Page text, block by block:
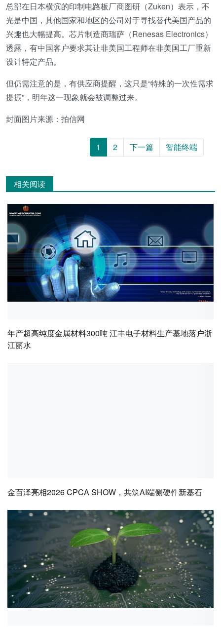
总部在日本横滨的印制电路板厂商图研（Zuken）表示，不
光是中国，其他国家和地区的公司对于寻找替代美国产品的
兴趣也大幅提高。芯片制造商瑞萨（Renesas Electronics）
透露，有中国客户要求其让非美国工程师在非美国工厂重新
设计特定产品。
但仍需注意的是，有供应商提醒，这只是“特殊的一次性需求
提振”，明年这一现象就会被调整过来。
封面图片来源：拍信网
1 2 下一篇 智能终端
相关阅读
年产超高纯度金属材料300吨 江丰电子材料生产基地落户浙
江丽水
金百泽亮相2026 CPCA SHOW，共筑AI端侧硬件新基石